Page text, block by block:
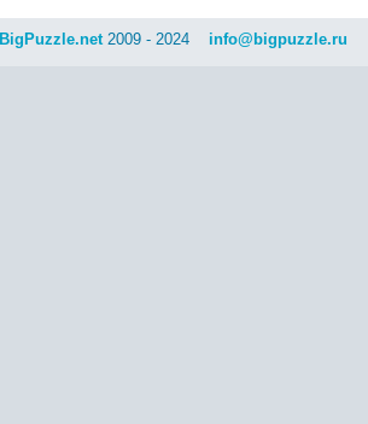
BigPuzzle.net2009 - 2024 info@bigpuzzle.ru